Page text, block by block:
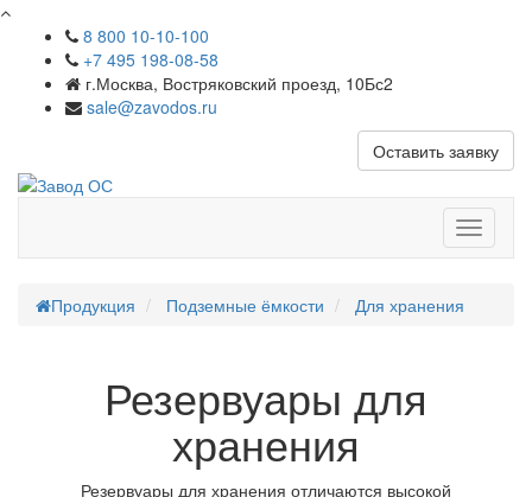
8 800 10-10-100
+7 495 198-08-58
г.Москва, Востряковский проезд, 10Бс2
sale@zavodos.ru
Оставить заявку
меню
Продукция Подземные ёмкости Для хранения
Резервуары для
хранения
Резервуары для хранения отличаются высокой